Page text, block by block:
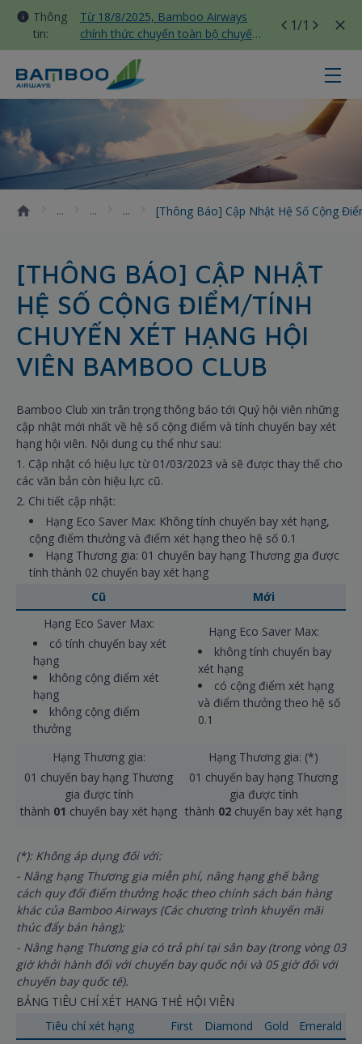
Thông
tin:
Từ 18/8/2025, Bamboo Airways
chính thức chuyển toàn bộ chuyến
bay nội địa sang nhà ga T3 Tân
Sơn Nhất
1/1
[Thông báo] Cập nhật hệ số
[Thông Báo] Cập Nhật Hệ Số Cộng
[THÔNG BÁO] CẬP NHẬT
HỆ SỐ CỘNG ĐIỂM/TÍNH
CHUYẾN XÉT HẠNG HỘI
VIÊN BAMBOO CLUB
Bamboo Club xin trân trọng thông báo tới Quý hội viên những
cập nhật mới nhất về hệ số cộng điểm và tính chuyến bay xét
hạng hội viên. Nội dung cụ thể như sau:
1. Cập nhật có hiệu lực từ 01/03/2023 và sẽ được thay thế cho
các văn bản còn hiệu lực cũ.
2. Chi tiết cập nhật:
Hạng Eco Saver Max: Không tính chuyến bay xét hạng,
cộng điểm thưởng và điểm xét hạng theo hệ số 0.1
Hạng Thương gia: 01 chuyến bay hạng Thương gia được
tính thành 02 chuyến bay xét hạng
Cũ
Mới
Hạng Eco Saver Max:
có tính chuyến bay xét
hạng
không cộng điểm xét
hạng
không cộng điểm
thưởng
Hạng Eco Saver Max:
không tính chuyến bay
xét hạng
có cộng điểm xét hạng
và điểm thưởng theo hệ số
0.1
Hạng Thương gia:
01 chuyến bay hạng Thương
gia được tính
thành 01 chuyến bay xét hạng
Hạng Thương gia: (*)
01 chuyến bay hạng Thương
gia được tính
thành 02 chuyến bay xét hạng
(*): Không áp dụng đối với:
- Nâng hạng Thương gia miễn phí, nâng hạng ghế bằng
cách quy đổi điểm thưởng hoặc theo chính sách bán hàng
khác của Bamboo Airways (Các chương trình khuyến mãi
thúc đẩy bán hàng);
- Nâng hạng Thương gia có trả phí tại sân bay (trong vòng 03
giờ khởi hành đối với chuyến bay quốc nội và 05 giờ đối với
chuyến bay quốc tế).
BẢNG TIÊU CHÍ XÉT HẠNG THẺ HỘI VIÊN
Tiêu chí xét hạng
First Diamond Gold
Emerald